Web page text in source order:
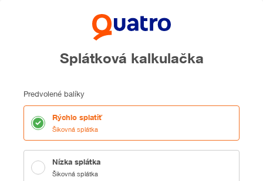
Splátková kalkulačka
Predvolené balíky
Rýchlo splatiť
Šikovná splátka
Nízka splátka
Šikovná splátka